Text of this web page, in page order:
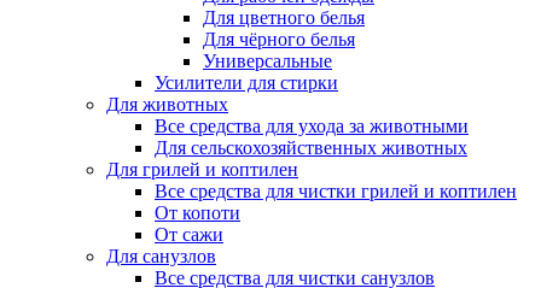
Для цветного белья
Для чёрного белья
Универсальные
Усилители для стирки
Для животных
Все средства для ухода за животными
Для сельскохозяйственных животных
Для грилей и коптилен
Все средства для чистки грилей и коптилен
От копоти
От сажи
Для санузлов
Все средства для чистки санузлов